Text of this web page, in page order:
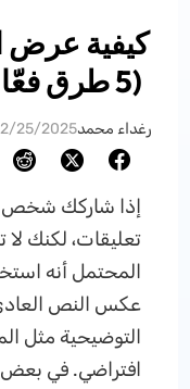
(5 طرق فعّالة لعرض التعليقات)
رغداء محمد25/2025
تعليقات، لكنك لا
المحتمل أنه
عكس النص
التوضيحية مثل
افتراضي. في بعض